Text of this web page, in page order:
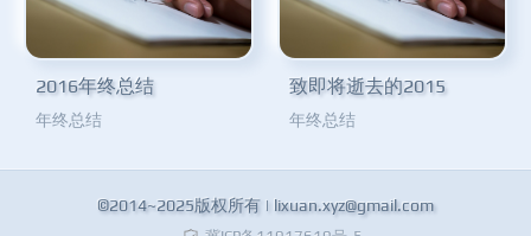
2016年终总结
年终总结
致即将逝去的2015
年终总结
©2014~2025版权所有 | lixuan.xyz@gmail.com